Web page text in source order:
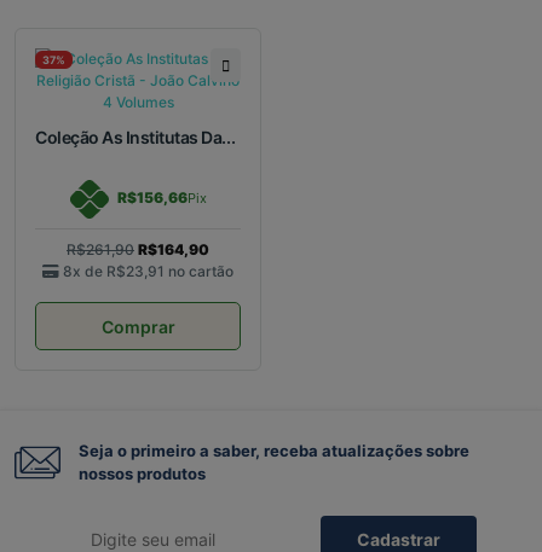
37%
Coleção As Institutas Da...
R$156,66Pix
R$261,90 R$164,90
8x de R$23,91 no cartão
Comprar
Seja o primeiro a saber, receba atualizações sobre
nossos produtos
Cadastrar